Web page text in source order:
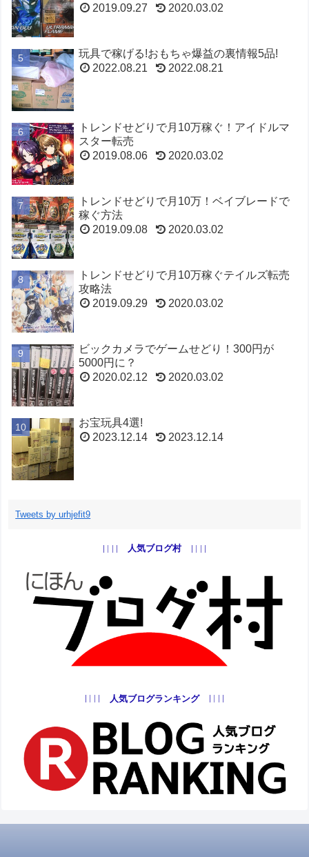
2019.09.27
2020.03.02
玩具で稼げる!おもちゃ爆益の裏情報5品!
2022.08.21
2022.08.21
トレンドせどりで月10万稼ぐ！アイドルマ
スター転売
2019.08.06
2020.03.02
トレンドせどりで月10万！ベイブレードで
稼ぐ方法
2019.09.08
2020.03.02
トレンドせどりで月10万稼ぐテイルズ転売
攻略法
2019.09.29
2020.03.02
ビックカメラでゲームせどり！300円が
5000円に？
2020.02.12
2020.03.02
お宝玩具4選!
2023.12.14
2023.12.14
稼ぐ方法
売
2019.09.05
2020.03.02
プラレールせどりで稼ぐ！子供玩具転売を
解説
2022.12.14
2022.12.14
トレンドせどりで月10万をドラゴンボール
Tweets by urhjefit9
人気ブログ村
人気ブログランキング